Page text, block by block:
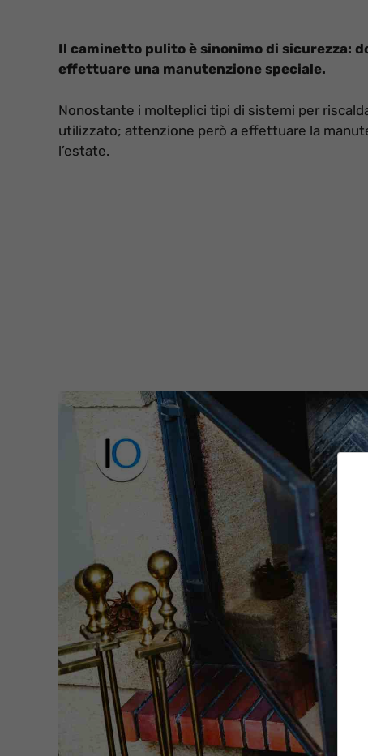
Il caminetto pulito è sinonimo di sicurezza:
effettuare una manutenzione speciale.
Nonostante i molteplici tipi di sistemi per
utilizzato; attenzione però a effettuare la
l’estate.